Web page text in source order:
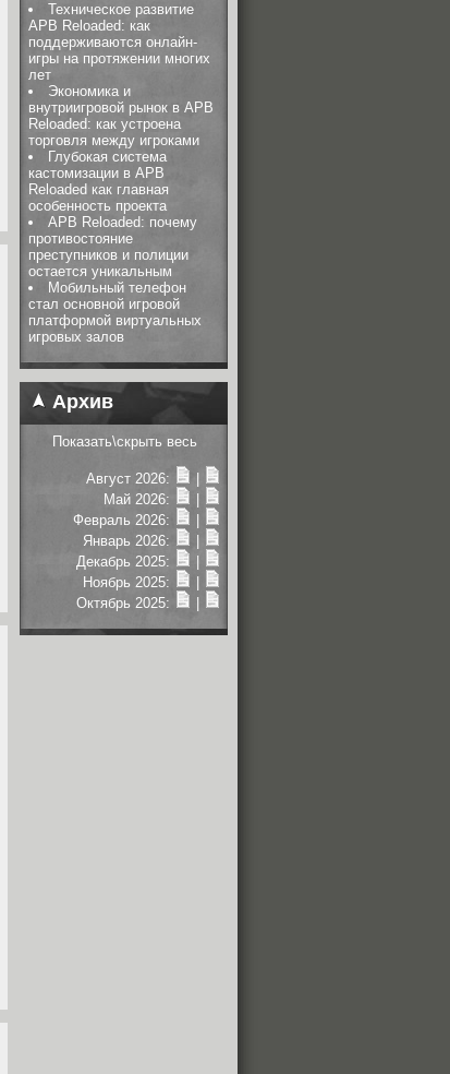
Техническое развитие
APB Reloaded: как
поддерживаются онлайн-
игры на протяжении многих
лет
Экономика и
внутриигровой рынок в APB
Reloaded: как устроена
торговля между игроками
Глубокая система
кастомизации в APB
Reloaded как главная
особенность проекта
APB Reloaded: почему
противостояние
преступников и полиции
остается уникальным
Мобильный телефон
стал основной игровой
платформой виртуальных
игровых залов
Архив
Показать\скрыть весь
Август 2026:
Май 2026:
Февраль 2026:
Январь 2026:
Декабрь 2025:
Ноябрь 2025:
Октябрь 2025: